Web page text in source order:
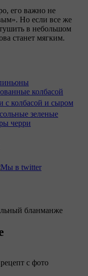
его важно не
Но если все же
в небольшом
станет мягким.
бланманже
с фото